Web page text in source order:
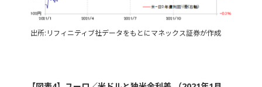
出所:リフィニティブ社データをもとにマネックス証券が作成